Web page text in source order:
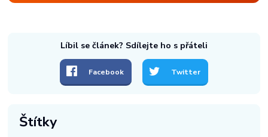
Líbil se článek? Sdílejte ho s přáteli
Facebook Twitter
Štítky